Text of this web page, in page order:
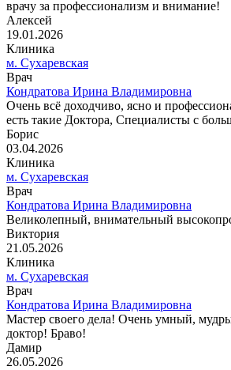
врачу за профессионализм и внимание!
Алексей
19.01.2026
Клиника
м. Сухаревская
Врач
Кондратова Ирина Владимировна
Очень всё доходчиво, ясно и
есть такие Доктора, Специалисты с
Борис
03.04.2026
Клиника
м. Сухаревская
Врач
Кондратова Ирина Владимировна
Великолепный, внимательный
Виктория
21.05.2026
Клиника
м. Сухаревская
Врач
Кондратова Ирина Владимировна
Мастер своего дела! Очень умный,
доктор! Браво!
Дамир
26.05.2026